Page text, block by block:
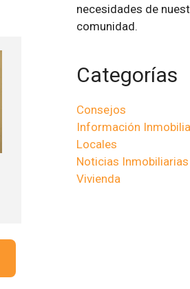
necesidades de
comunidad.
Categorías
Consejos
Información
Locales
Noticias Inmobiliarias
Vivienda